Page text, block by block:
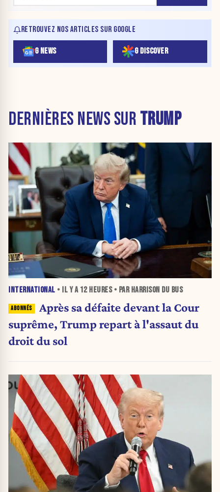
RETROUVEZ NOS ARTICLES SUR GOOGLE
G NEWS G DISCOVER
DERNIÈRES NEWS SUR TRUMP
INTERNATIONAL • IL Y A 12 HEURES• PAR HARRISON DU BUS
Après sa défaite devant la Cour
suprême, Trump repart à l'assaut du
droit du sol